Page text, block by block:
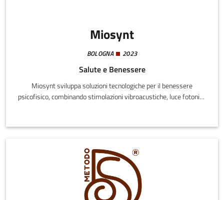
Miosynt
BOLOGNA 2023
Salute e Benessere
Miosynt sviluppa soluzioni tecnologiche per il benessere
psicofisico, combinando stimolazioni vibroacustiche, luce fotonica
benessere, dotato di unità vibranti gestite da una scheda